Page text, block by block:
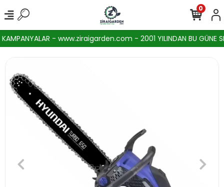
- www.ziraigarden.com - 2001 YILINDAN BU GÜNE
0